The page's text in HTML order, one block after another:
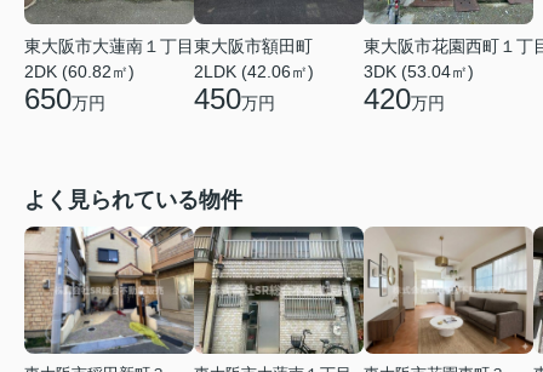
東大阪市大蓮南１丁目
2DK (60.82㎡)
650万円
東大阪市額田町
2LDK (42.06㎡)
450万円
東大阪市花園西町１丁
3DK (53.04㎡)
420万円
よく見られている物件